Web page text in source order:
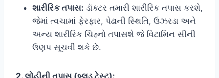
શારીરિક તપાસ: ડૉક્ટર તમારી શારીરિક તપાસ કરશે,
જેમાં ત્વચામાં ફેરફાર, પેઢાની સ્થિતિ, ઉઝરડા અને
અન્ય શારીરિક ચિહ્નો તપાસશે જે વિટામિન સીની
ઉણપ સૂચવી શકે છે.
2. લોહીની તપાસ (બ્લડ ટેસ્ટ):